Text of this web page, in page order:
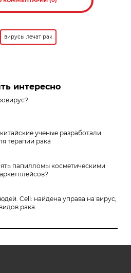
вирусы лечат рак
интересно
ученые разработали
терапии рака
папилломы косметическими
Cell: найдена управа на вирус,
рака